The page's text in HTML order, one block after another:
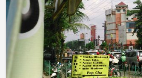
kos
muslimah
strategis